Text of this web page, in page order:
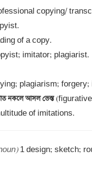
copying/
imitator; plagiarist.
নকলে আসল ভেস্ত
of imitations.
1 design; sketch;